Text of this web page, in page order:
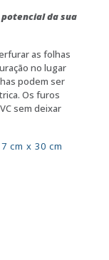
da sua
as folhas
no lugar
podem ser
Os furos
sem deixar
cm x 30 cm